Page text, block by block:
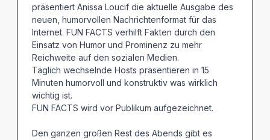
präsentiert Anissa Loucif die aktuelle Ausgabe des
neuen, humorvollen Nachrichtenformat für das
Internet. FUN FACTS verhilft Fakten durch den
Einsatz von Humor und Prominenz zu mehr
Reichweite auf den sozialen Medien.
Täglich wechselnde Hosts präsentieren in 15
Minuten humorvoll und konstruktiv was wirklich
wichtig ist.
FUN FACTS wird vor Publikum aufgezeichnet.
Den ganzen großen Rest des Abends gibt es